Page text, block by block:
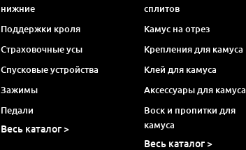
нижние
Поддержки кроля
Страховочные усы
Спусковые устройства
Зажимы
Педали
Весь каталог >
сплитов
Камус на отрез
Крепления для камуса
Клей для камуса
Аксессуары для камуса
Воск и пропитки для
камуса
Весь каталог >